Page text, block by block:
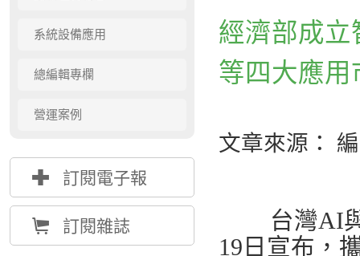
系統設備應用
總編輯專欄
營運案例
{ 訂閱電子報
Å 訂閱雜誌
經濟部成
等四大應用
文章來源：
台灣AI與
19日宣布，